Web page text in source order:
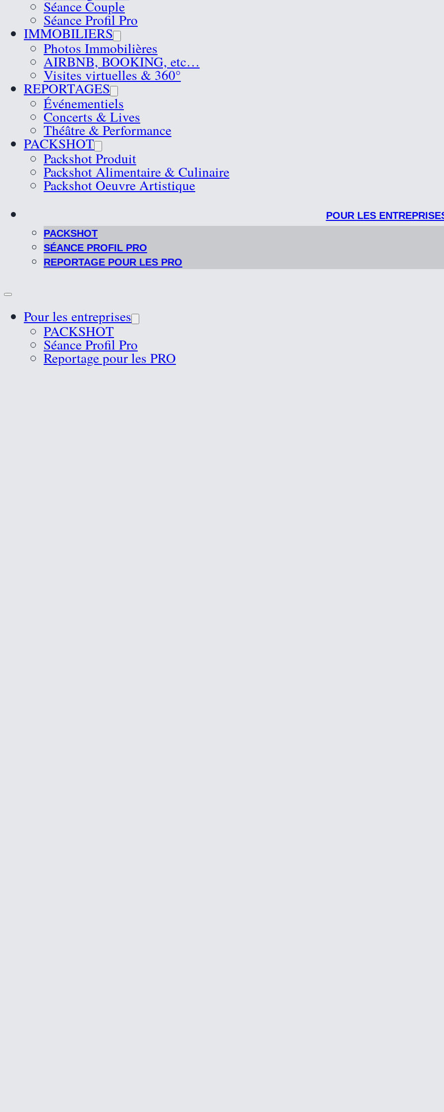
Séance Couple
Séance Profil Pro
IMMOBILIERS
Photos Immobilières
AIRBNB, BOOKING, etc…
Visites virtuelles & 360°
REPORTAGES
Événementiels
Concerts & Lives
Théâtre & Performance
PACKSHOT
Packshot Produit
Packshot Alimentaire & Culinaire
Packshot Oeuvre Artistique
POUR LES
PACKSHOT
SÉANCE PROFIL PRO
REPORTAGE POUR LES PRO
Pour les entreprises
PACKSHOT
Séance Profil Pro
Reportage pour les PRO